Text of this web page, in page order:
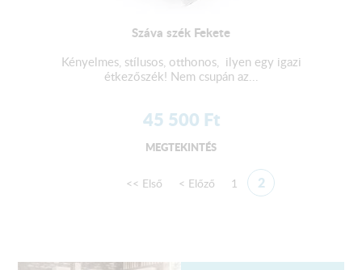
Száva szék Fekete
Kényelmes, stílusos, otthonos, ilyen egy igazi
étkezőszék! Nem csupán az...
45 500 Ft
MEGTEKINTÉS
<< Első < Előző 1 2